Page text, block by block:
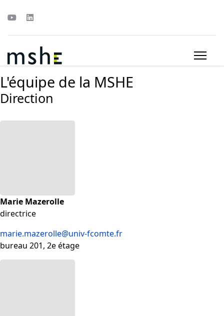
L'équipe de la MSHE
Direction
Marie Mazerolle
directrice
marie.mazerolle@univ-fcomte.fr
bureau 201, 2e étage